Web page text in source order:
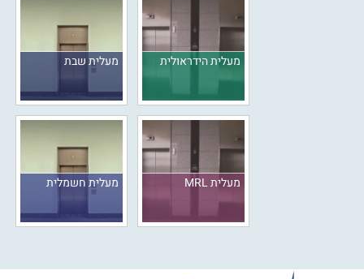
מעלית שבת מעלית הידראולית
מעלית חשמלית מעלית MRL